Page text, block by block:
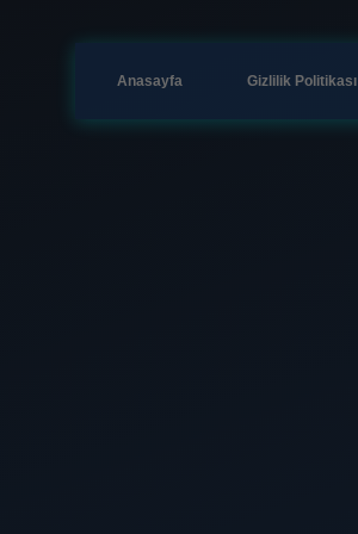
Anasayfa Gizlilik Politikası